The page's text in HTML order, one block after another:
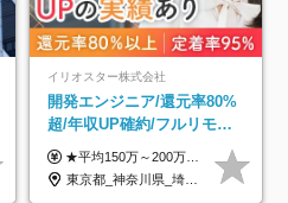
イリオスター株式会社
開発エンジニア/還元率80%
超/年収UP確約/フルリモ
OK/年休130日/平均残業7h/
約2万件の案件から選択
★平均150万～200万円年収UPを実現！ ★前職給与を100％保証！ ★案件内容の開示・明確な評価体制あり ⇒クライアント評価で即昇給を実現したケースも◎ ★年12回（毎月昇給チャンスあり） ■月給35万円～103万円 ※経験・能力・前職給与を考慮し、決定 ※上記給与には月30時間分(6万6500円以上)の固定残業代が含まれます。超過分は手当として別途支給します ※試用期間3ヶ月あり(期間中の給与・待遇面に差異はありません) ▼収入アップの実例をご紹介 ───────────── ★働き方改革をした30代男性（PG） 子どもが生まれたばかりなのに、忙しい現場で残業も月50～60時間が当たり前。 ⇒残業ほぼゼロ＆週3リモートの働き方に！しかも給与もアップ！ ★収入アップした30代男性（PM） 子供が3人いて家計も苦しく、残業代で稼ぐ日々… ⇒残業をたくさんしていた年収額より、100万円以上アップしました！
東京都_神奈川県_埼玉県_千葉県_大阪府_愛知県_北海道_青森県_岩手県_宮城県_秋田県_山形県_福島県_茨城県_栃木県_群馬県_新潟県_山梨県_長野県_富山県_石川県_福井県_静岡県_岐阜県_三重県_兵庫県_京都府_滋賀県_奈良県_和歌山県_広島県_岡山県_鳥取県_島根県_山口県_徳島県_香川県_愛媛県_高知県_福岡県_熊本県_佐賀県_長崎県_大分県_宮崎県_鹿児島県_沖縄県